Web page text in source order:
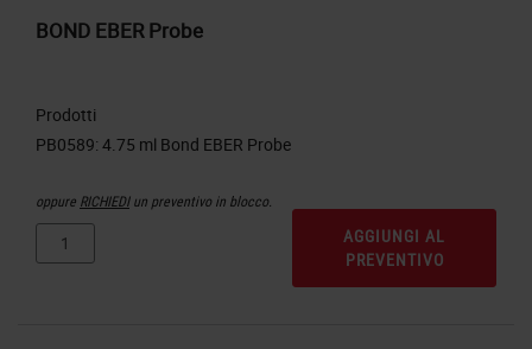
BOND EBER Probe
Prodotti
oppure RICHIEDIun preventivo in blocco.
AGGIUNGI AL
PREVENTIVO